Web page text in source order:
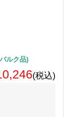
ルク品)
(税込)